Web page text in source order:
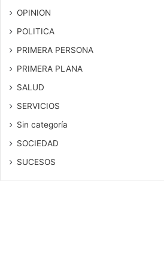
OPINION
POLITICA
PRIMERA PERSONA
PRIMERA PLANA
SALUD
SERVICIOS
Sin categoría
SOCIEDAD
SUCESOS